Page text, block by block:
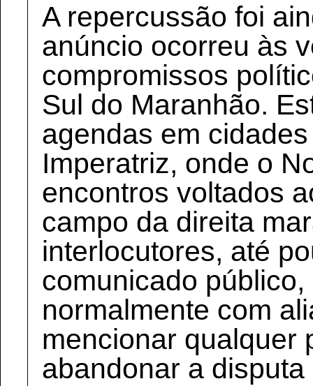
A repercussão foi
anúncio ocorreu às
compromissos
Sul do Maranhão.
agendas em
Imperatriz, onde o
encontros voltados
campo da direita
interlocutores, até
comunicado
normalmente com
mencionar qualquer
abandonar a